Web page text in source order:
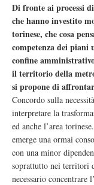
Di fronte ai processi
che hanno investito
torinese, che cosa
competenza dei piani
confine
il territorio della
si propone di
Concordo sulla
interpretare la
ed anche l’area
emerge una ormai
con una minor
soprattutto nei territori
necessario concentrare